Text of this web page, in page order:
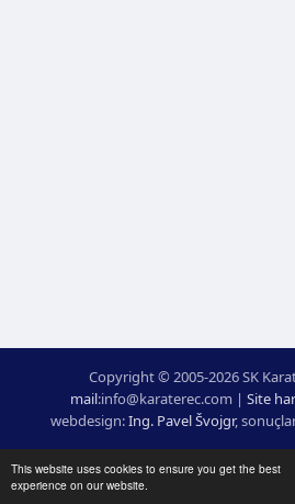
This website uses cookies to ensure you get the best
experience on our website.
Copyright © 2005-2026 SK
mail:moc.ceretarak@ofni | Site
webdesign:Ing. Pavel Švojgr,